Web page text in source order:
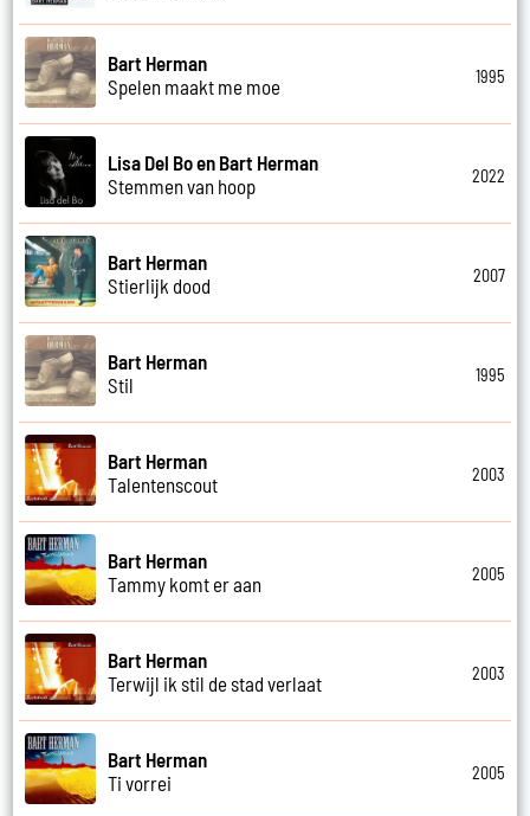
Bart Herman
Spelen maakt me moe
1995
Lisa Del Bo en Bart Herman
Stemmen van hoop
2022
Bart Herman
Stierlijk dood
2007
Bart Herman
Stil
1995
Bart Herman
Talentenscout
2003
Bart Herman
Tammy komt er aan
2005
Bart Herman
Terwijl ik stil de stad verlaat
2003
Bart Herman
Ti vorrei
2005